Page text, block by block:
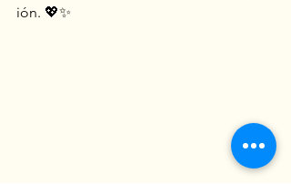
ión. 💖✨